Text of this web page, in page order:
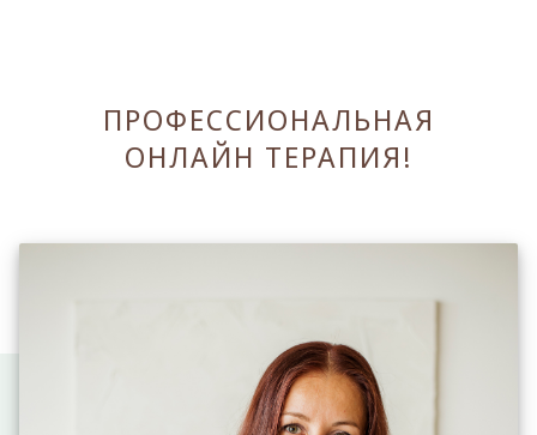
ПРОФЕССИОНАЛЬНАЯ
ОНЛАЙН ТЕРАПИЯ!